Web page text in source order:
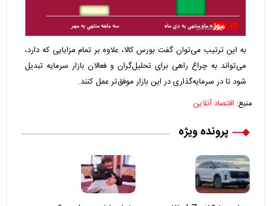
به این ترتیب می‌توان گفت بورس کالا، علاوه بر تمام مزایایی که دارد،
می‌تواند به چراغ راهی برای تحلیل‌گران و فعالان بازار سرمایه تبدیل
شود تا در سرمایه‌گذاری در این بازار موفق‌تر عمل کنند.
منبع: اقتصاد آنلاین
پرونده ویژه